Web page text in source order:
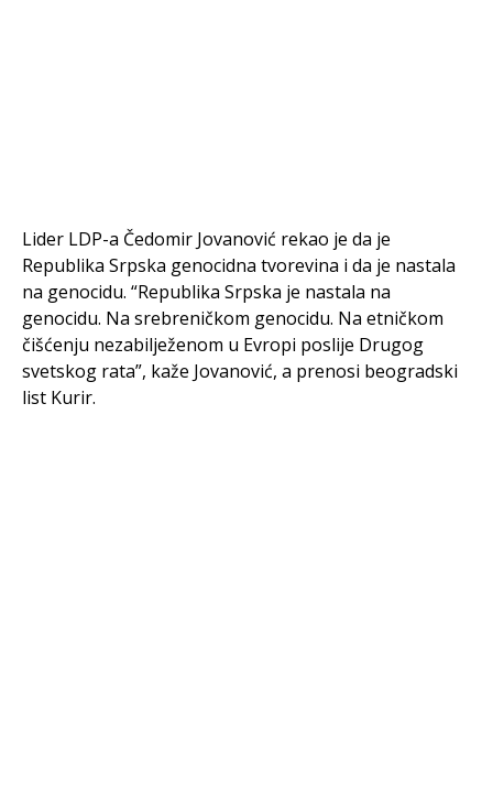
Lider LDP-a Čedomir Jovanović rekao je da je
Republika Srpska genocidna tvorevina i da je nastala
na genocidu. “Republika Srpska je nastala na
genocidu. Na srebreničkom genocidu. Na etničkom
čišćenju nezabilježenom u Evropi poslije Drugog
svetskog rata”, kaže Jovanović, a prenosi beogradski
list Kurir.